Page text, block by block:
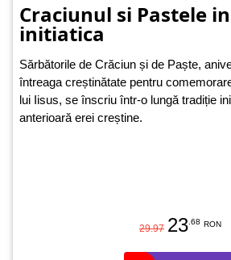
Craciunul si Pastele
initiatica
Sărbătorile de Crăciun și de Paște,
întreaga creștinătate pentru
lui Iisus, se înscriu într-o lungă tradiție
anterioară erei creștine.
29.97 23 .68 RON